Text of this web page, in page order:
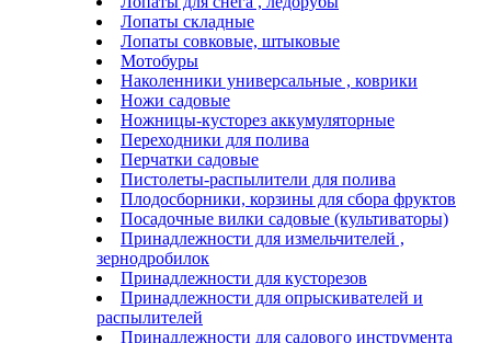
Лопаты складные
Лопаты совковые, штыковые
Мотобуры
Наколенники универсальные , коврики
Ножи садовые
Ножницы-кусторез аккумуляторные
Переходники для полива
Перчатки садовые
Пистолеты-распылители для полива
Плодосборники, корзины для сбора фруктов
Посадочные вилки садовые (культиваторы)
Принадлежности для измельчителей ,
зернодробилок
Принадлежности для кусторезов
Принадлежности для опрыскивателей и
распылителей
Принадлежности для садового инструмента